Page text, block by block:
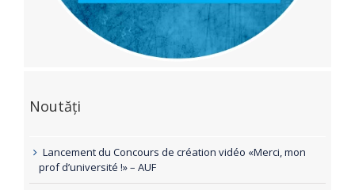
Noutăți
Lancement du Concours de création vidéo «Merci, mon
prof d’université !» – AUF